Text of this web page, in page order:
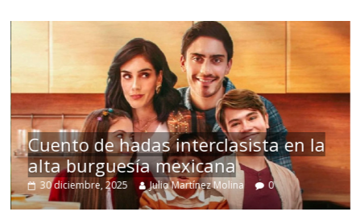
Cuento de hadas interclasista en la
alta burguesía mexicana
30 diciembre, 2025 Julio Martínez Molina